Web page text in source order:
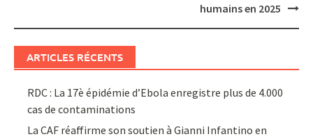
humains en 2025
ARTICLES RÉCENTS
RDC : La 17è épidémie d’Ebola enregistre plus de 4.000
cas de contaminations
La CAF réaffirme son soutien à Gianni Infantino en